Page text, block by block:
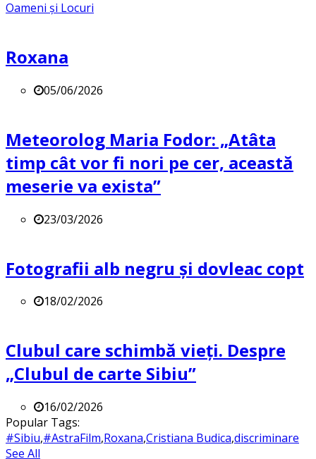
Oameni și Locuri
Roxana
05/06/2026
Meteorolog Maria Fodor: „Atâta
timp cât vor fi nori pe cer, această
meserie va exista”
23/03/2026
Fotografii alb negru și dovleac copt
18/02/2026
Clubul care schimbă vieți. Despre
„Clubul de carte Sibiu”
16/02/2026
Popular Tags:
#Sibiu,#AstraFilm,Roxana,Cristiana Budica,discriminare
See All